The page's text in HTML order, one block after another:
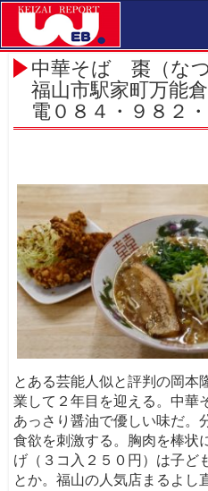
中華そば 棗（なつ
福山市駅家町万能
電０８４・９８２
とある芸能人似と評判の岡本
業して２年目を迎える。中華
あっさり醤油で優しい味だ。
食欲を刺激する。胸肉を棒状
げ（３コ入２５０円）は子ど
とか。福山の人気店まるよし